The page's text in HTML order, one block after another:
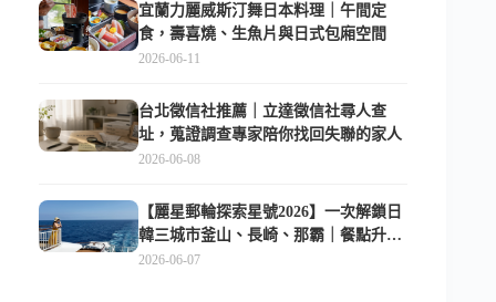
宜蘭力麗威斯汀舞日本料理｜午間定
食，壽喜燒、生魚片與日式包廂空間
2026-06-11
台北徵信社推薦｜立達徵信社尋人查
址，蒐證調查專家陪你找回失聯的家人
2026-06-08
【麗星郵輪探索星號2026】一次解鎖日
韓三城市釜山、長崎、那霸｜餐點升
級、表演更新、船上慶生超難忘
2026-06-07